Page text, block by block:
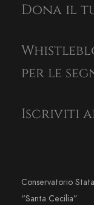
Dona il
per le
Iscriviti
Conservatorio
“Santa Cecilia”